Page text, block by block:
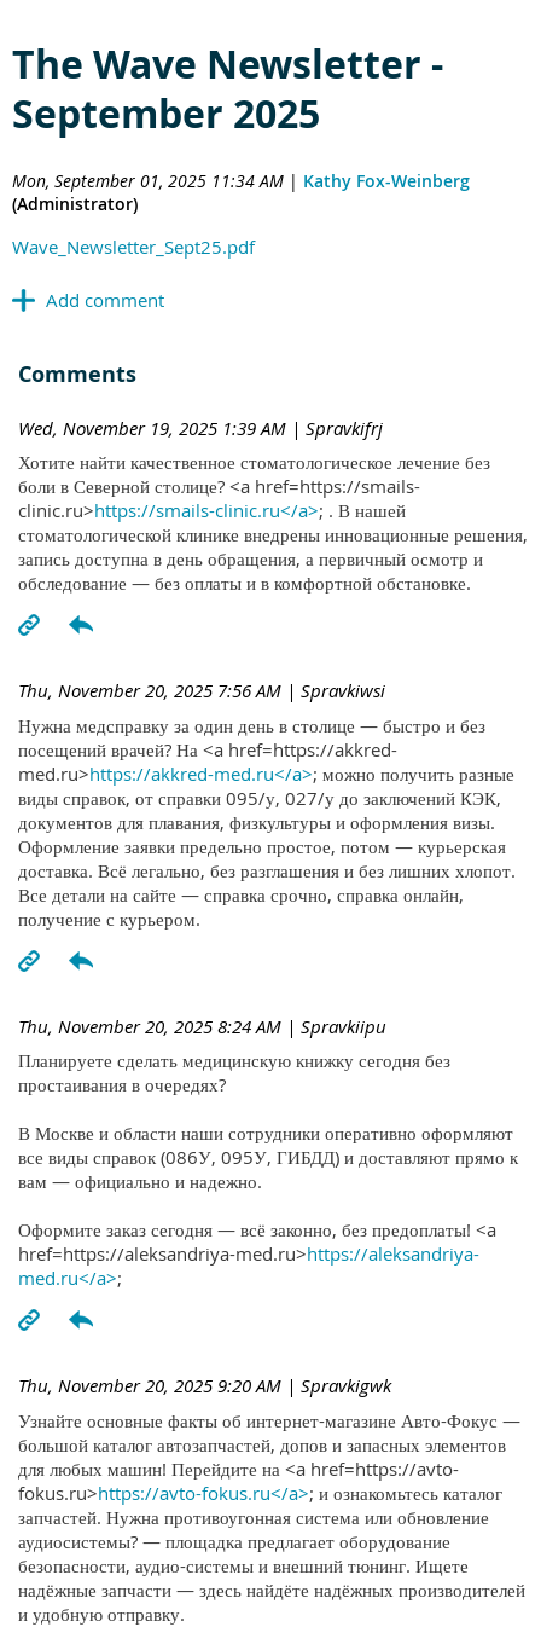
The Wave Newsletter -
September 2025
Mon, September 01, 2025 11:34 AM | Kathy Fox-Weinberg
(Administrator)
Wave_Newsletter_Sept25.pdf
Comments
Wed, November 19, 2025 1:39 AM | Spravkifrj
Хотите найти качественное стоматологическое лечение без
боли в Северной столице? <a href=https://smails-
clinic.ru>https://smails-clinic.ru</a>; . В нашей
стоматологической клинике внедрены инновационные решения,
запись доступна в день обращения, а первичный осмотр и
обследование — без оплаты и в комфортной обстановке.
Thu, November 20, 2025 7:56 AM | Spravkiwsi
Нужна медсправку за один день в столице — быстро и без
посещений врачей? На <a href=https://akkred-
med.ru>https://akkred-med.ru</a>; можно получить разные
виды справок, от справки 095/у, 027/у до заключений КЭК,
документов для плавания, физкультуры и оформления визы.
Оформление заявки предельно простое, потом — курьерская
доставка. Всё легально, без разглашения и без лишних хлопот.
Все детали на сайте — справка срочно, справка онлайн,
получение с курьером.
Thu, November 20, 2025 8:24 AM | Spravkiipu
Планируете сделать медицинскую книжку сегодня без
простаивания в очередях?
В Москве и области наши сотрудники оперативно оформляют
все виды справок (086У, 095У, ГИБДД) и доставляют прямо к
вам — официально и надежно.
Оформите заказ сегодня — всё законно, без предоплаты! <a
href=https://aleksandriya-med.ru>https://aleksandriya-
med.ru</a>;
Thu, November 20, 2025 9:20 AM | Spravkigwk
Узнайте основные факты об интернет-магазине Авто-Фокус —
большой каталог автозапчастей, допов и запасных элементов
для любых машин! Перейдите на <a href=https://avto-
fokus.ru>https://avto-fokus.ru</a>; и ознакомьтесь каталог
запчастей. Нужна противоугонная система или обновление
аудиосистемы? — площадка предлагает оборудование
безопасности, аудио-системы и внешний тюнинг. Ищете
надёжные запчасти — здесь найдёте надёжных производителей
и удобную отправку.